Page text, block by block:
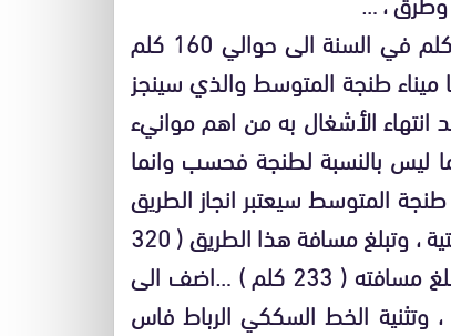
ففي مجال الطرق السيارة ارتفعت وتيرة الأنجاز من 40 كلم في السنة الى حوالي 160 كلم
ايضا ميناء طنجة المتوسط والذي سينجز
عند انتهاء الأشغال به من اهم موانيء
ليس بالنسبة لطنجة فحسب وانما
طنجة المتوسط سيعتبر انجاز الطريق
السيار وجدة فاس من اهم الأنجازات في ورش البنيات التحتية ، وتبلغ مسافة هذا الطريق ( 320
كلم ) وكذا انجاز الطريق السيار مراكش أكادير والذي ستبلغ مسافته ( 233 كلم ) …اضف الى
الخط السككي الرباط فاس